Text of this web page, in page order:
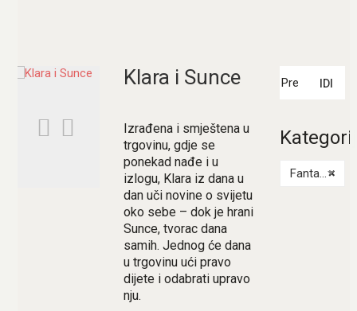
Klara i Sunce
Izrađena i smještena u
trgovinu, gdje se
ponekad nađe i u
izlogu, Klara iz dana u
dan uči novine o svijetu
oko sebe – dok je hrani
Sunce, tvorac dana
samih. Jednog će dana
u trgovinu ući pravo
dijete i odabrati upravo
nju.
IDI
×
Fantastika